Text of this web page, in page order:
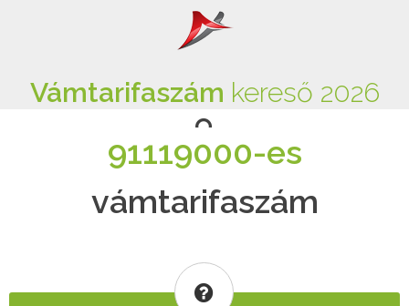
Vámtarifaszám kereső 2026
91119000-es
vámtarifaszám